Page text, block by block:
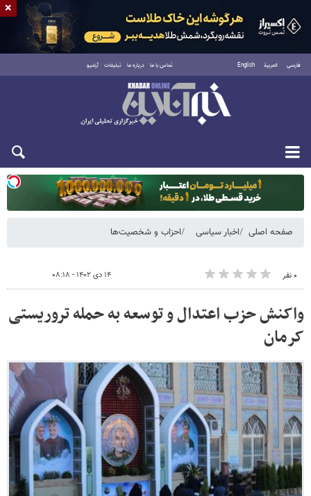
فارسی العربية English تماس با ما درباره ما تبلیغات آرشیو
دوشنبه ۱۹ مرداد ۱۴۰۵
صفحه اصلی اخبار سیاسی احزاب و شخصیت‌ها
۰ نفر ۱۴ دی ۱۴۰۲ - ۰۸:۱۸
واکنش حزب اعتدال و توسعه به حمله تروریستی
کرمان
×